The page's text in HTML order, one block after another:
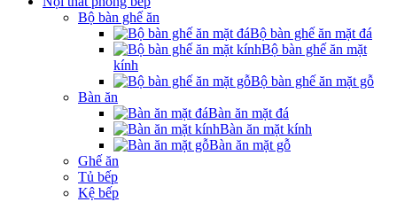
Bộ bàn ghế ăn
Bộ bàn ghế ăn mặt đá
Bộ bàn ghế ăn mặt
kính
Bộ bàn ghế ăn mặt gỗ
Bàn ăn
Bàn ăn mặt đá
Bàn ăn mặt kính
Bàn ăn mặt gỗ
Ghế ăn
Tủ bếp
Kệ bếp